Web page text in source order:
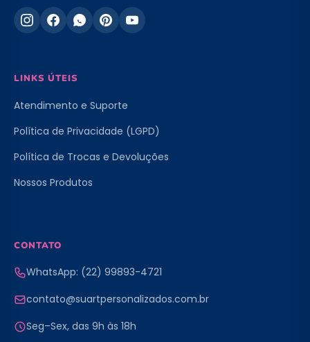
LINKS ÚTEIS
Atendimento e Suporte
Política de Privacidade (LGPD)
Política de Trocas e Devoluções
Nossos Produtos
CONTATO
WhatsApp: (22) 99893-4721
contato@suartpersonalizados.com.br
Seg–Sex, das 9h às 18h